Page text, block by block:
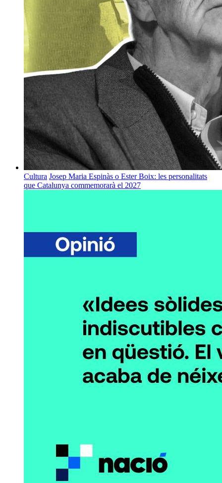
Cultura Josep Maria Espinàs o Ester Boix: les personalitats
que Catalunya commemorarà el 2027